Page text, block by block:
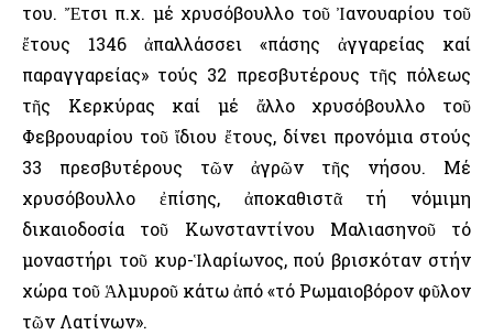
του. Ἔτσι π.χ. μέ χρυσόβουλλο τοῦ Ἰανουαρίου τοῦ
ἔτους 1346 ἀπαλλάσσει «πάσης ἀγγαρείας καί
παραγγαρείας» τούς 32 πρεσβυτέρους τῆς πόλεως
τῆς Κερκύρας καί μέ ἄλλο χρυσόβουλλο τοῦ
Φεβρουαρίου τοῦ ἴδιου ἔτους, δίνει προνόμια στούς
33 πρεσβυτέρους τῶν ἀγρῶν τῆς νήσου. Μέ
χρυσόβουλλο ἐπίσης, ἀποκαθιστᾶ τή νόμιμη
δικαιοδοσία τοῦ Κωνσταντίνου Μαλιασηνοῦ τό
μοναστήρι τοῦ κυρ-Ἱλαρίωνος, πού βρισκόταν στήν
χώρα τοῦ Ἁλμυροῦ κάτω ἀπό «τό Ρωμαιοβόρον φῦλον
τῶν Λατίνων».